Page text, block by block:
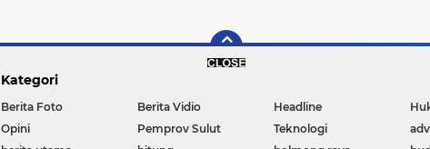
Kategori
Berita Foto Berita Vidio Headline
Opini
Pemprov Sulut Teknologi